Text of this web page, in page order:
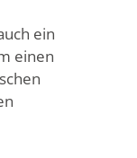
ein
einen